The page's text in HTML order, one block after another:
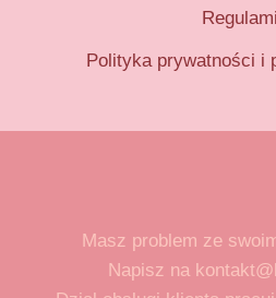
Polityka prywatności i
Masz problem ze
Napisz na